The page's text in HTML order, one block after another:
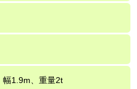
幅1.9m、重量2t